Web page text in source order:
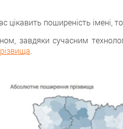
цікавить поширеність імені,
завдяки сучасним
.